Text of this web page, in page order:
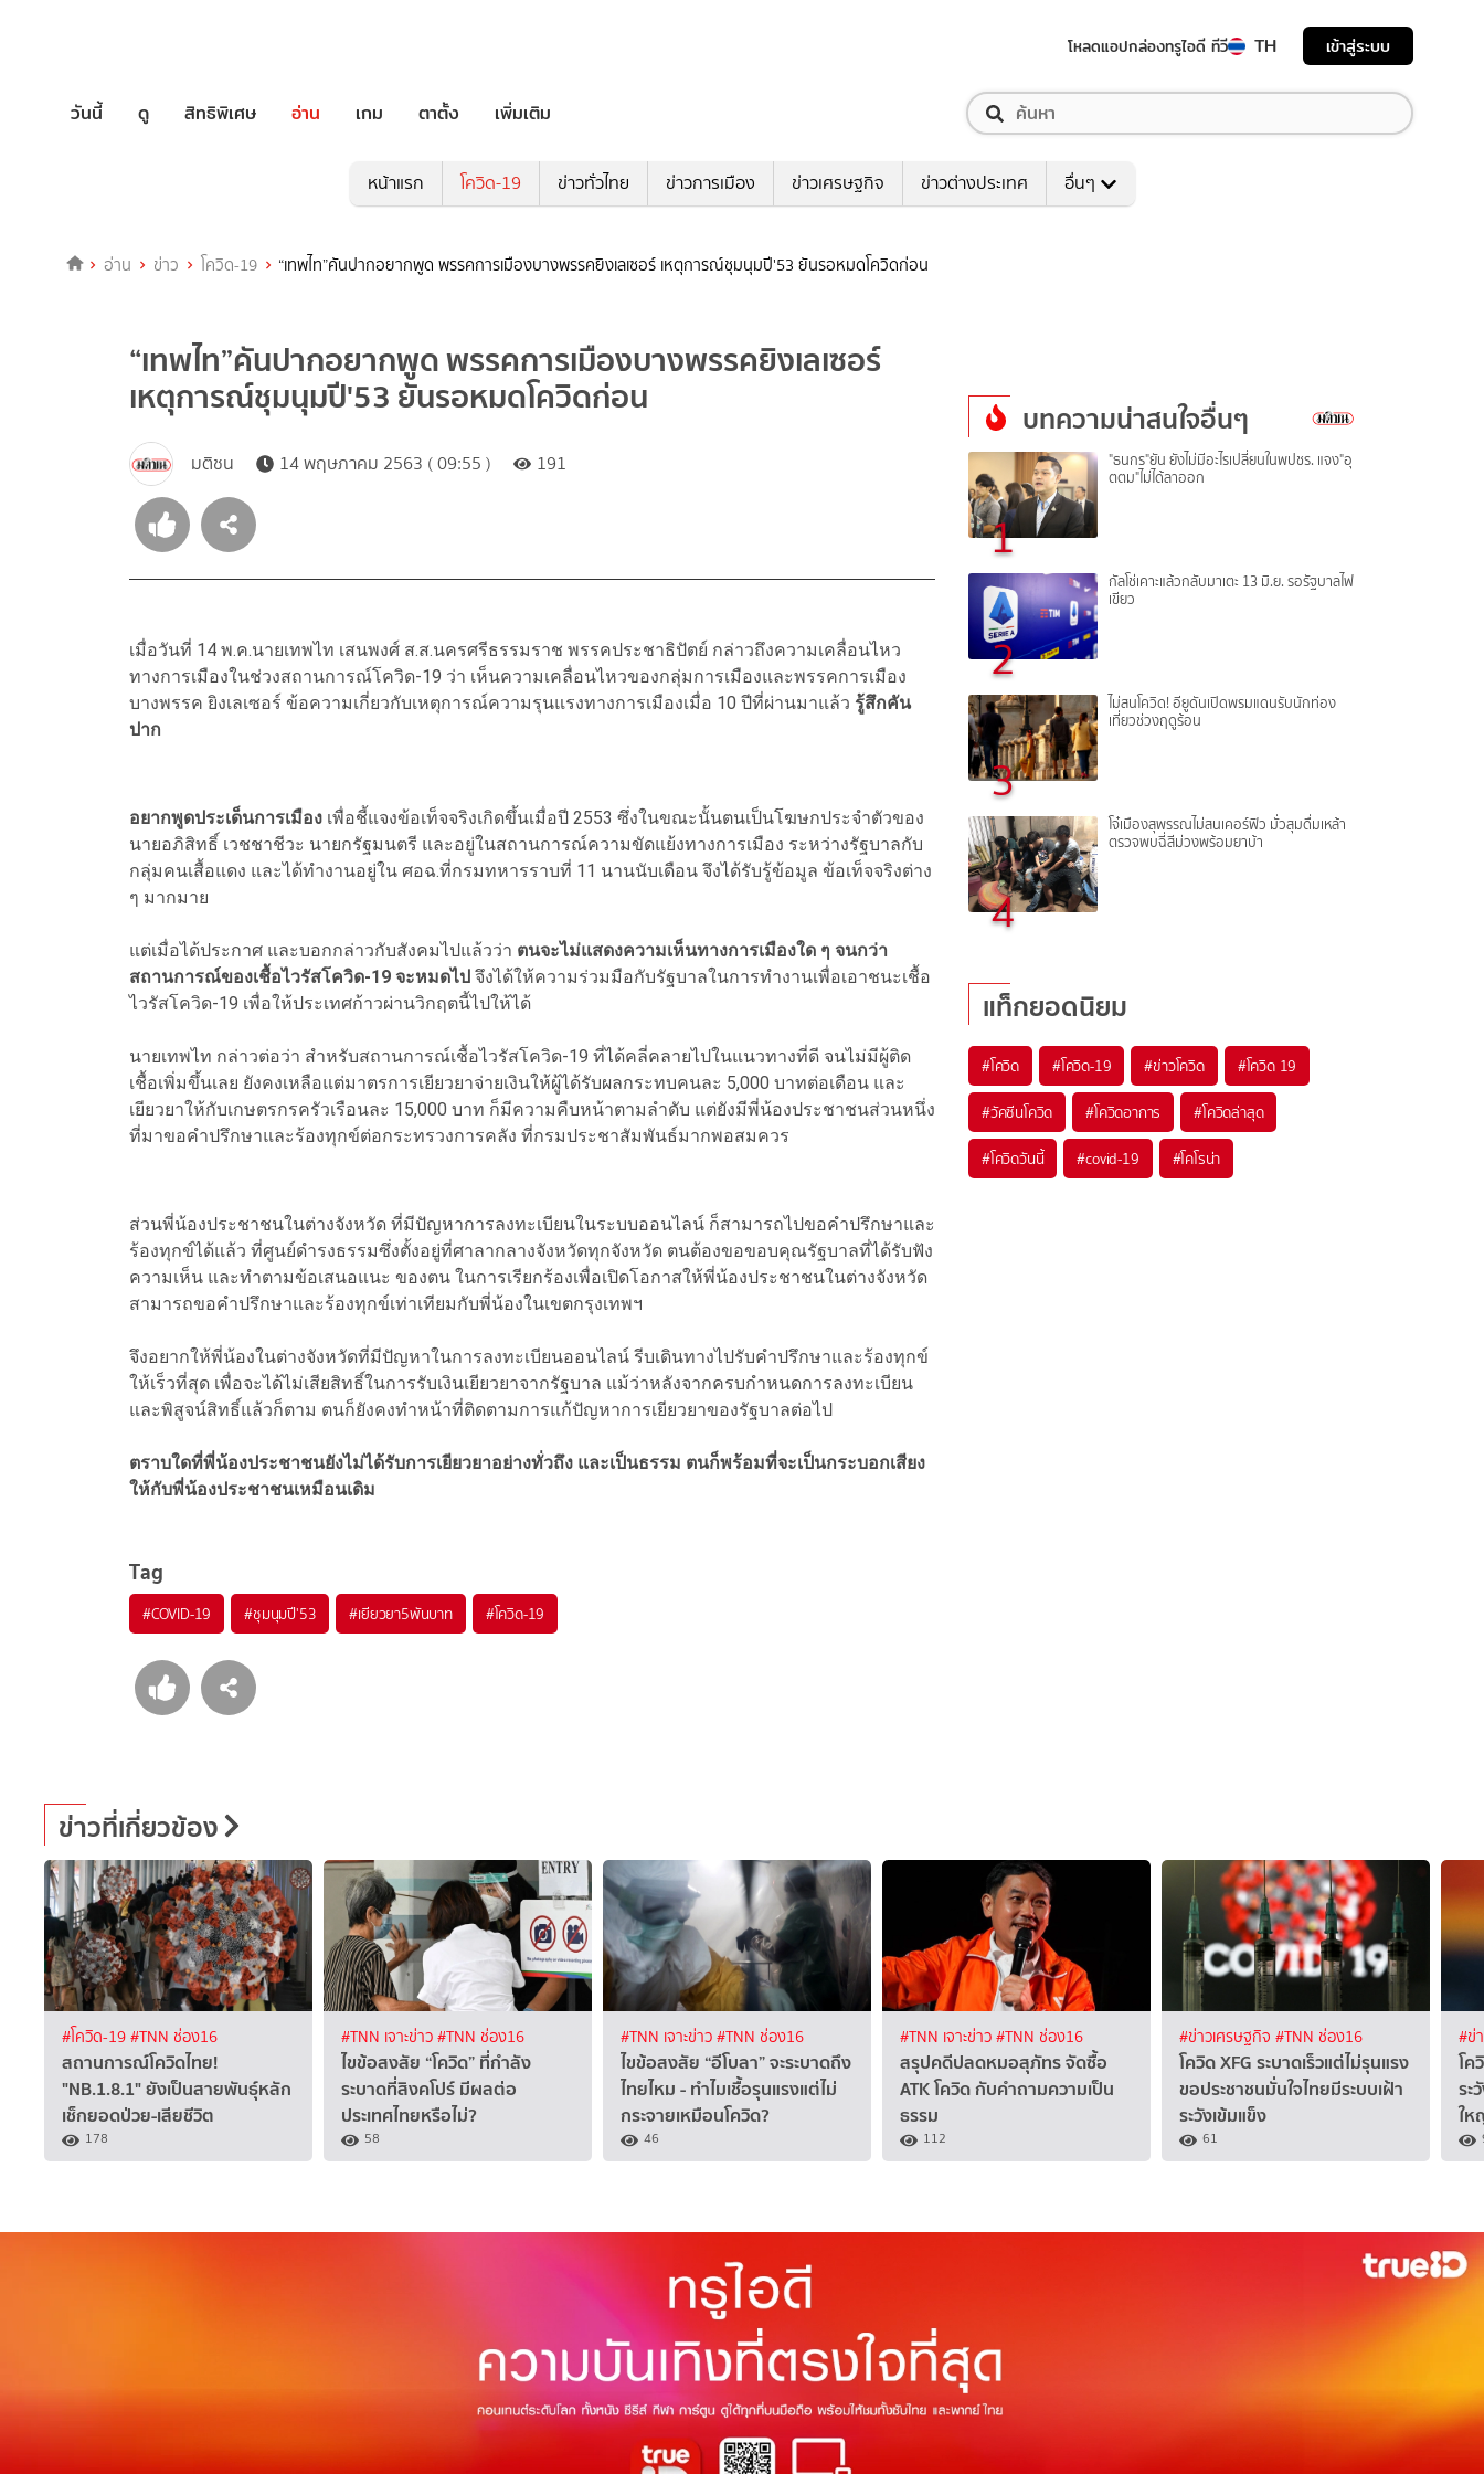
โหลดแอปกล่องทรูไอดี ทีวี TH เข้าสู่ระบบ
วันนี้ ดู สิทธิพิเศษ อ่าน เกม ตาตั้ง เพิ่มเติม
หน้าแรก โควิด-19 ข่าวทั่วไทย ข่าวการเมือง ข่าวเศรษฐกิจ ข่าวต่างประเทศ อื่นๆ
อ่าน ข่าว โควิด-19 “เทพไท”คันปากอยากพูด พรรคการเมืองบางพรรคยิงเลเซอร์ เหตุการณ์ชุมนุมปี'53 ยันรอหมดโควิดก่อน
“เทพไท”คันปากอยากพูด พรรคการเมืองบางพรรคยิงเลเซอร์
เหตุการณ์ชุมนุมปี'53 ยันรอหมดโควิดก่อน
มติชน 14 พฤษภาคม 2563 ( 09:55 ) 191
เมื่อวันที่ 14 พ.ค.นายเทพไท เสนพงศ์ ส.ส.นครศรีธรรมราช พรรคประชาธิปัตย์ กล่าวถึงความเคลื่อนไหว
ทางการเมืองในช่วงสถานการณ์โควิด-19 ว่า เห็นความเคลื่อนไหวของกลุ่มการเมืองและพรรคการเมือง
บางพรรค ยิงเลเซอร์ ข้อความเกี่ยวกับเหตุการณ์ความรุนแรงทางการเมืองเมื่อ 10 ปีที่ผ่านมาแล้ว รู้สึกคัน
ปาก
อยากพูดประเด็นการเมือง เพื่อชี้แจงข้อเท็จจริงเกิดขึ้นเมื่อปี 2553 ซึ่งในขณะนั้นตนเป็นโฆษกประจำตัวของ
นายอภิสิทธิ์ เวชชาชีวะ นายกรัฐมนตรี และอยู่ในสถานการณ์ความขัดแย้งทางการเมือง ระหว่างรัฐบาลกับ
กลุ่มคนเสื้อแดง และได้ทำงานอยู่ใน ศอฉ.ที่กรมทหารราบที่ 11 นานนับเดือน จึงได้รับรู้ข้อมูล ข้อเท็จจริงต่าง
ๆ มากมาย
แต่เมื่อได้ประกาศ และบอกกล่าวกับสังคมไปแล้วว่า ตนจะไม่แสดงความเห็นทางการเมืองใด ๆ จนกว่า
สถานการณ์ของเชื้อไวรัสโควิด-19 จะหมดไป จึงได้ให้ความร่วมมือกับรัฐบาลในการทำงานเพื่อเอาชนะเชื้อ
ไวรัสโควิด-19 เพื่อให้ประเทศก้าวผ่านวิกฤตนี้ไปให้ได้
นายเทพไท กล่าวต่อว่า สำหรับสถานการณ์เชื้อไวรัสโควิด-19 ที่ได้คลี่คลายไปในแนวทางที่ดี จนไม่มีผู้ติด
เชื้อเพิ่มขึ้นเลย ยังคงเหลือแต่มาตรการเยียวยาจ่ายเงินให้ผู้ได้รับผลกระทบคนละ 5,000 บาทต่อเดือน และ
เยียวยาให้กับเกษตรกรครัวเรือนละ 15,000 บาท ก็มีความคืบหน้าตามลำดับ แต่ยังมีพี่น้องประชาชนส่วนหนึ่ง
ที่มาขอคำปรึกษาและร้องทุกข์ต่อกระทรวงการคลัง ที่กรมประชาสัมพันธ์มากพอสมควร
ส่วนพี่น้องประชาชนในต่างจังหวัด ที่มีปัญหาการลงทะเบียนในระบบออนไลน์ ก็สามารถไปขอคำปรึกษาและ
ร้องทุกข์ได้แล้ว ที่ศูนย์ดำรงธรรมซึ่งตั้งอยู่ที่ศาลากลางจังหวัดทุกจังหวัด ตนต้องขอขอบคุณรัฐบาลที่ได้รับฟัง
ความเห็น และทำตามข้อเสนอแนะ ของตน ในการเรียกร้องเพื่อเปิดโอกาสให้พี่น้องประชาชนในต่างจังหวัด
สามารถขอคำปรึกษาและร้องทุกข์เท่าเทียมกับพี่น้องในเขตกรุงเทพฯ
จึงอยากให้พี่น้องในต่างจังหวัดที่มีปัญหาในการลงทะเบียนออนไลน์ รีบเดินทางไปรับคำปรึกษาและร้องทุกข์
ให้เร็วที่สุด เพื่อจะได้ไม่เสียสิทธิ์ในการรับเงินเยียวยาจากรัฐบาล แม้ว่าหลังจากครบกำหนดการลงทะเบียน
และพิสูจน์สิทธิ์แล้วก็ตาม ตนก็ยังคงทำหน้าที่ติดตามการแก้ปัญหาการเยียวยาของรัฐบาลต่อไป
ตราบใดที่พี่น้องประชาชนยังไม่ได้รับการเยียวยาอย่างทั่วถึง และเป็นธรรม ตนก็พร้อมที่จะเป็นกระบอกเสียง
ให้กับพี่น้องประชาชนเหมือนเดิม
Tag
#COVID-19 #ชุมนุมปี'53 #เยียวยา5พันบาท #โควิด-19
บทความน่าสนใจอื่นๆ
1
"ธนกร"ยัน ยังไม่มีอะไรเปลี่ยนในพปชร. แจง"อุ
ตตม"ไม่ได้ลาออก
2
กัลโช่เคาะแล้วกลับมาเตะ 13 มิ.ย. รอรัฐบาลไฟ
เขียว
3
ไม่สนโควิด! อียูดันเปิดพรมแดนรับนักท่อง
เที่ยวช่วงฤดูร้อน
4
โจ๋เมืองสุพรรณไม่สนเคอร์ฟิว มั่วสุมดื่มเหล้า
ตรวจพบฉี่สีม่วงพร้อมยาบ้า
แท็กยอดนิยม
#โควิด #โควิด-19 #ข่าวโควิด #โควิด 19
#วัคซีนโควิด #โควิดอาการ #โควิดล่าสุด
#โควิดวันนี้ #covid-19 #โคโรน่า
ข่าวที่เกี่ยวข้อง
#โควิด-19#TNN ช่อง16
สถานการณ์โควิดไทย!
"NB.1.8.1" ยังเป็นสายพันธุ์หลัก
เช็กยอดป่วย-เสียชีวิต
178
#TNN เจาะข่าว#TNN ช่อง16
ไขข้อสงสัย “โควิด” ที่กำลัง
ระบาดที่สิงคโปร์ มีผลต่อ
ประเทศไทยหรือไม่?
58
#TNN เจาะข่าว#TNN ช่อง16
ไขข้อสงสัย “อีโบลา” จะระบาดถึง
ไทยไหม - ทำไมเชื้อรุนแรงแต่ไม่
กระจายเหมือนโควิด?
46
#TNN เจาะข่าว#TNN ช่อง16
สรุปคดีปลดหมอสุภัทร จัดซื้อ
ATK โควิด กับคำถามความเป็น
ธรรม
112
#ข่าวเศรษฐกิจ #TNN ช่อง16
โควิด XFG ระบาดเร็วแต่ไม่รุนแรง
ขอประชาชนมั่นใจไทยมีระบบเฝ้า
ระวังเข้มแข็ง
61
#ข่
โค
ระ
ให